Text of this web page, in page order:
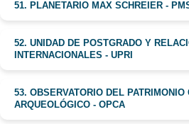
51. PLANETARIO MAX SCHREIER -
52. UNIDAD DE POSTGRADO Y
INTERNACIONALES - UPRI
53. OBSERVATORIO DEL PATRIMONIO
ARQUEOLÓGICO - OPCA